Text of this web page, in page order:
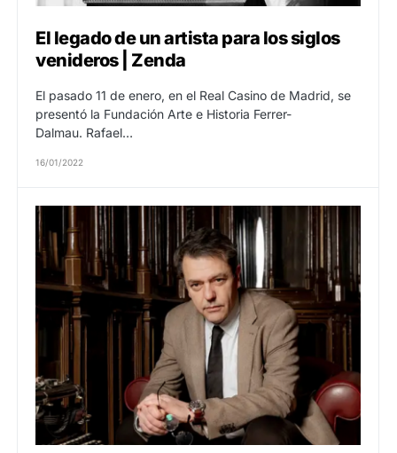
El legado de un artista para los siglos
venideros | Zenda
El pasado 11 de enero, en el Real Casino de Madrid, se
presentó la Fundación Arte e Historia Ferrer-
Dalmau. Rafael…
16/01/2022